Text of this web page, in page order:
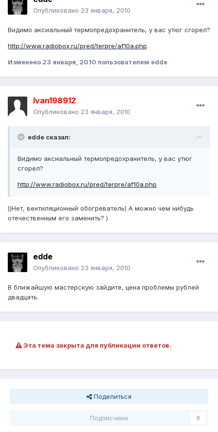
Опубликовано 23 января, 2010
Видимо аксиальный термопредохранитель, у вас утюг сгорел?
http://www.radiobox.ru/pred/terpre/af10a.php
Изменено 23 января, 2010 пользователем edde
Ivan198912
Опубликовано 23 января, 2010
edde сказал:
Видимо аксиальный термопредохранитель, у вас утюг
сгорел?
http://www.radiobox.ru/pred/terpre/af10a.php
))Нет, вентиляционный обогреватель) А можно чем нибудь
отечественным его заменить? )
edde
Опубликовано 23 января, 2010
В ближайшую мастерскую зайдите, цена проблемы рублей
двадцать.
Эта тема закрыта для публикации ответов.
Поделиться
Подписчики 0